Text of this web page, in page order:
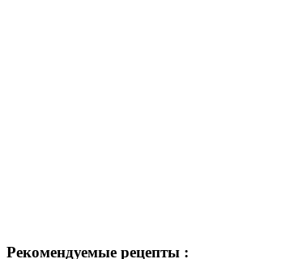
Рекомендуемые рецепты :